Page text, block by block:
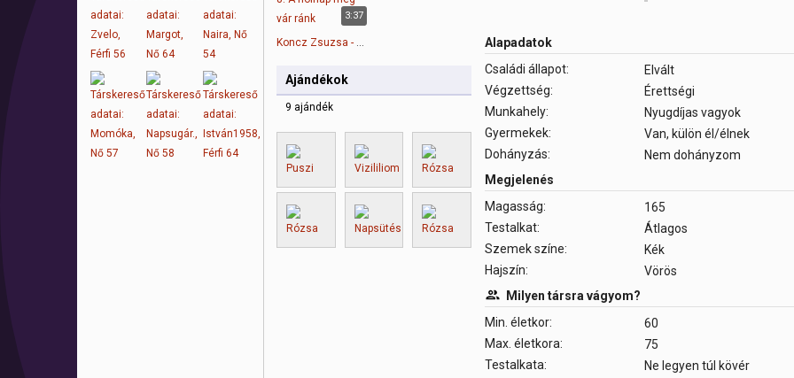
3:37
Koncz Zsuzsa - 8. A holnap még vár ránk
Ajándékok
9 ajándék
Alapadatok
Családi állapot:
Elvált
Végzettség:
Érettségi
Munkahely:
Nyugdíjas vagyok
Gyermekek:
Van, külön él/élnek
Dohányzás:
Nem dohányzom
Megjelenés
Magasság:
165
Testalkat:
Átlagos
Szemek színe:
Kék
Hajszín:
Vörös
Milyen társra vágyom?
Min. életkor:
60
Max. életkora:
75
Testalkata:
Ne legyen túl kövér